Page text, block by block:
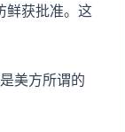
鲜获批准。这
美方所谓的